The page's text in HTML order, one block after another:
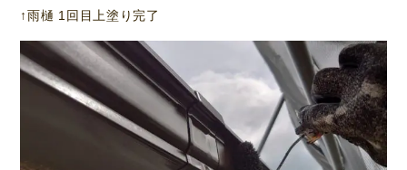
↑雨樋 1回目上塗り完了